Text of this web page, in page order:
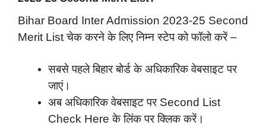
Bihar Board Inter Admission 2023-25 Second
Merit List चेक करने के लिए निम्न स्टेप को फॉलो करें –
सबसे पहले बिहार बोर्ड के अधिकारिक वेबसाइट पर
जाएं।
अब अधिकारिक वेबसाइट पर Second List
Check Here के लिंक पर क्लिक करें।